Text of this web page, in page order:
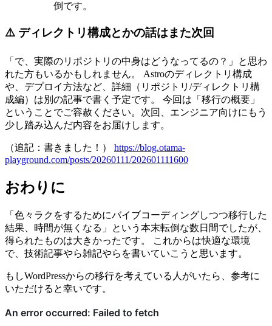
倒です。
⚠️ ディレクトリ構成とかの話はまた次回
「で、実際のリポジトリの中身はどうなってるの？」と思わ
れた方もいるかもしれません。 Astroのディレクトリ構成
や、デプロイ方法など、詳細（リポジトリ/ディレクトリ構
成編）は別の記事で書く予定です。 今回は「移行の概要」
ということでご容赦ください。次回、エンジニア向けにもう
少し踏み込んだ内容をお届けします。
（追記：書きました！） https://blog.otama-
playground.com/posts/20260111/202601111600
おわりに
「色々ラクをするためにバイブコーディングしつつ移行した
結果、時間が無くなる」という本末転倒な数日間でしたが、
得られたものは大きかったです。 これからは快適な環境
で、技術記事やら雑記やらを書いていこうと思います。
もしWordPressからの移行を考えている人がいたら、参考に
いただけると幸いです。